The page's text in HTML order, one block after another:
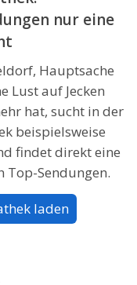
nur eine
Hauptsache
Lust auf Jecken
hat, sucht in der
beispielsweise
findet direkt eine
Top-Sendungen.
laden